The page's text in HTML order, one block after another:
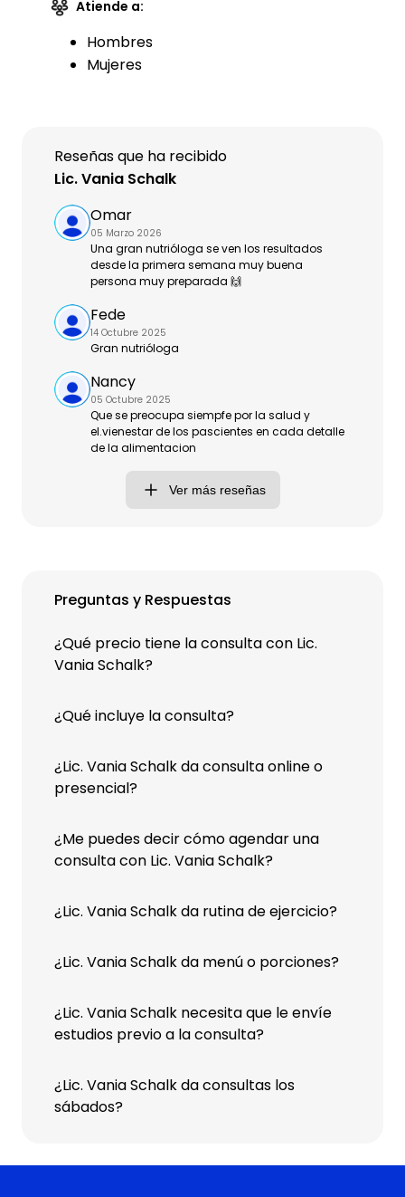
Atiende a:
Hombres
Mujeres
Preguntas y Respuestas
¿Qué precio tiene la consulta con Lic.
Vania Schalk?
¿Qué incluye la consulta?
¿Lic. Vania Schalk da consulta online o
presencial?
¿Me puedes decir cómo agendar una
consulta con Lic. Vania Schalk?
¿Lic. Vania Schalk da rutina de ejercicio?
¿Lic. Vania Schalk da menú o porciones?
¿Lic. Vania Schalk necesita que le envíe
estudios previo a la consulta?
¿Lic. Vania Schalk da consultas los
sábados?
Reseñas que ha recibido
Lic. Vania Schalk
Omar
05 Marzo 2026
Una gran nutrióloga se ven los resultados
desde la primera semana muy buena
persona muy preparada 🙌
Fede
14 Octubre 2025
Gran nutrióloga
Nancy
05 Octubre 2025
Que se preocupa siempfe por la salud y
el.vienestar de los pascientes en cada detalle
de la alimentacion
Ver más reseñas